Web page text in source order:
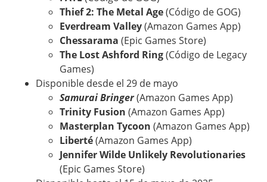
Thief 2: The Metal Age(Código de GOG)
Everdream Valley(Amazon Games App)
Chessarama (Epic Games Store)
The Lost Ashford Ring(Código de Legacy
Games)
Disponible desde el 29 de mayo
Samurai Bringer(Amazon Games App)
Trinity Fusion (Amazon Games App)
Masterplan Tycoon (Amazon Games App)
Liberté(Amazon Games App)
Jennifer Wilde Unlikely Revolutionaries
(Epic Games Store)